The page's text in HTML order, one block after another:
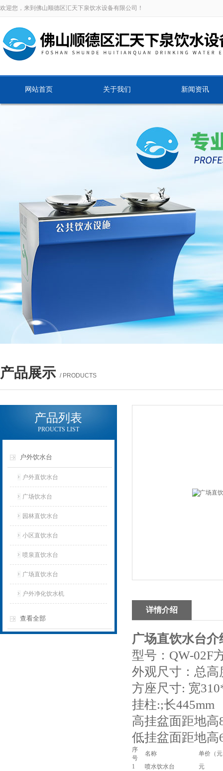
欢迎您，来到佛山顺德区汇天下泉饮水设备有限公司！
网站首页 关于我们 新闻资讯
产品展示 / PRODUCTS
产品列表
PROUCTS LIST
户外饮水台
户外直饮水台
广场饮水台
园林直饮水台
小区直饮水台
喷泉直饮水台
广场直饮水台
户外净化饮水机
查看全部
详情介绍
广场直饮水台介
型号：QW-02F
外观尺寸：总高
方座尺寸: 宽
挂柱:;长445mm
高挂盆面距地高
低挂盆面距地高
序
号
名称
单价（
1
喷水饮水台
元